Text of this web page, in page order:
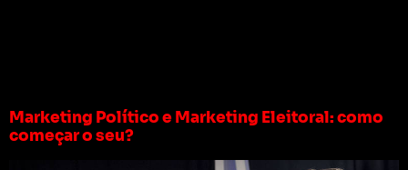
Marketing Político e Marketing Eleitoral: como
começar o seu?